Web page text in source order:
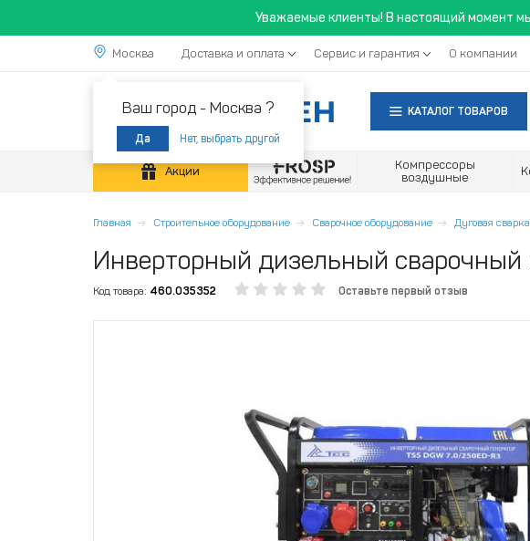
Уважаемые клиенты! В настоящий момент
Москва
Ваш город - Москва ?
Да Нет, выбрать другой
Доставка и оплата Сервис и гарантия О компании
КАТАЛОГ ТОВАРОВ
Акции
Компрессоры
воздушные
Главная Строительное оборудование Сварочное оборудование Дуговая
Инверторный дизельный сварочный
Код товара: 460.035352 Оставьте первый отзыв